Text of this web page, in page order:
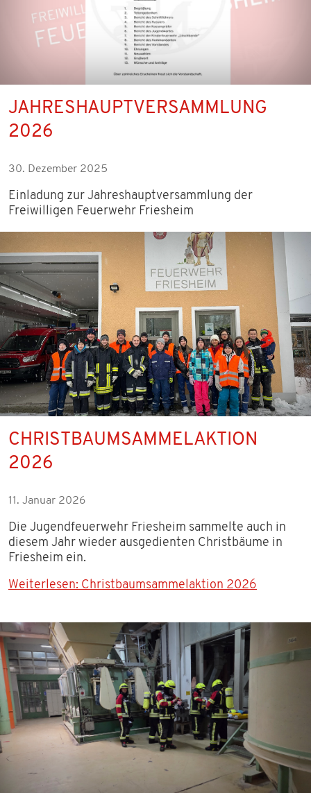
JAHRESHAUPTVERSAMMLUNG
2026
30. Dezember 2025
Einladung zur Jahreshauptversammlung der
Freiwilligen Feuerwehr Friesheim
CHRISTBAUMSAMMELAKTION
2026
11. Januar 2026
Die Jugendfeuerwehr Friesheim sammelte auch in
diesem Jahr wieder ausgedienten Christbäume in
Friesheim ein.
Weiterlesen: Christbaumsammelaktion 2026